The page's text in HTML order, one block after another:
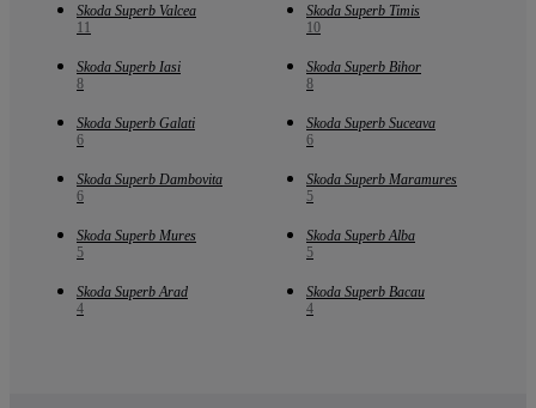
Skoda Superb Valcea
11
Skoda Superb Timis
10
Skoda Superb Iasi
8
Skoda Superb Bihor
8
Skoda Superb Galati
6
Skoda Superb Suceava
6
Skoda Superb Dambovita
6
Skoda Superb Maramures
5
Skoda Superb Mures
5
Skoda Superb Alba
5
Skoda Superb Arad
4
Skoda Superb Bacau
4